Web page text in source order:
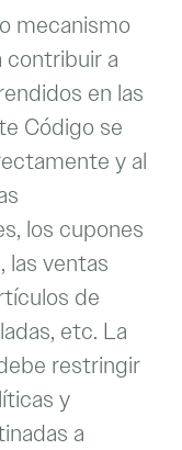
mecanismo
contribuir a
en las
Código se
y al
los cupones
las ventas
de
etc. La
restringir
y
a